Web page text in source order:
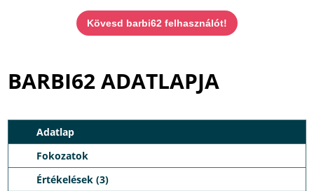
Kövesd barbi62 felhasználót!
BARBI62 ADATLAPJA
Adatlap
Fokozatok
Értékelések (3)